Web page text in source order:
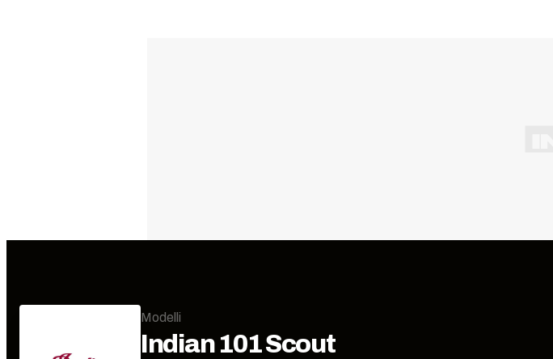
Modelli
Indian 101 Scout